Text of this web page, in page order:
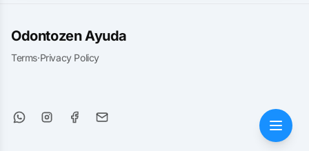
Odontozen Ayuda
Terms·Privacy Policy